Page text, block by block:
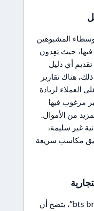
المشبوهين
حيث يَعِدون
أي دليل
هناك تقارير
العملاء لزيادة
مرغوب فيها
من الأموال.
غير سليمة،
مكاسب سريعة
عند تقييم وسطاء مثل “bts broker”، يتضح أن